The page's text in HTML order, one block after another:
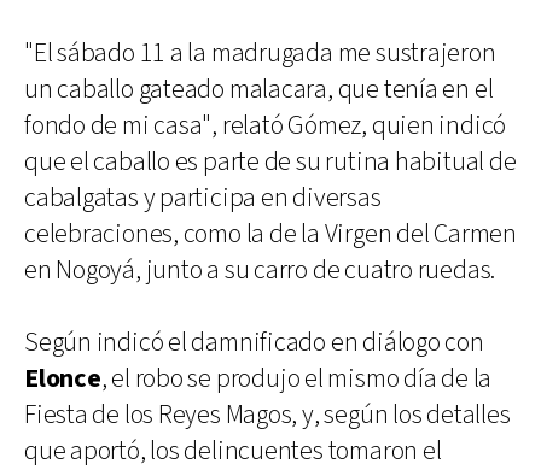
"El sábado 11 a la madrugada me sustrajeron
un caballo gateado malacara, que tenía en el
fondo de mi casa", relató Gómez, quien indicó
que el caballo es parte de su rutina habitual de
cabalgatas y participa en diversas
celebraciones, como la de la Virgen del Carmen
en Nogoyá, junto a su carro de cuatro ruedas.
Según indicó el damnificado en diálogo con
Elonce, el robo se produjo el mismo día de la
Fiesta de los Reyes Magos, y, según los detalles
que aportó, los delincuentes tomaron el